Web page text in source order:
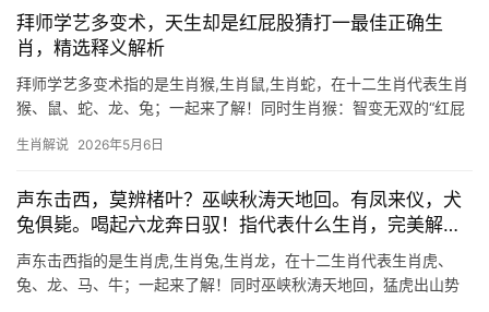
拜师学艺多变术，天生却是红屁股猜打一最佳正确生
肖，精选释义解析
拜师学艺多变术指的是生肖猴,生肖鼠,生肖蛇，在十二生肖代表生肖
猴、鼠、蛇、龙、兔；一起来了解！同时生肖猴：智变无双的“红屁
猴，猴子拜师学艺的典故源自《西游记》，而“红屁股”则是其鲜明特
生肖解说 2026年5月6日
声东击西，莫辨楮叶？巫峡秋涛天地回。有凤来仪，犬
兔俱毙。喝起六龙奔日驭！指代表什么生肖，完美解析
呈现
声东击西指的是生肖虎,生肖兔,生肖龙，在十二生肖代表生肖虎、
兔、龙、马、牛；一起来了解！同时巫峡秋涛天地回，猛虎出山势